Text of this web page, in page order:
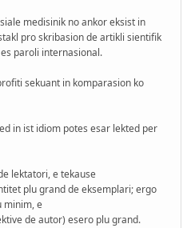
medisinik no ankor eksist in
pro skribasion de artikli sientifik
paroli internasional.
sekuant in komparasion ko
in ist idiom potes esar lekted per
lektatori, e tekause
plu grand de eksemplari; ergo
minim, e
de autor) esero plu grand.